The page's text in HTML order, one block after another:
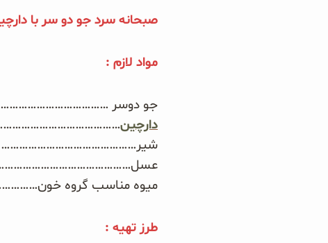
ترشی و شور
چاشنی‌ها و سرکه‌‌ها
زیتون و روغن زیتون
رایس کیک
غلات و دانه‌های سالم
صبحانه و میان وعده
صبحانه سرد جو دو سر با
مواد لازم :
جو دوسر ………………………………
دارچین
شیر……………………………………….. 1
عسل……………………………………… 1 قاشق چای
میوه مناسب گروه
طرز تهیه :